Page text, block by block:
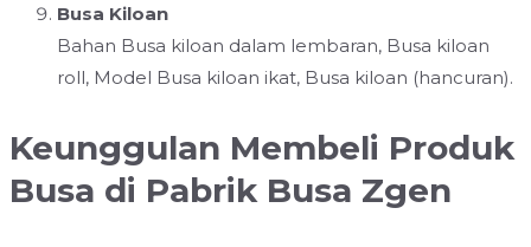
Busa Kiloan
Bahan Busa kiloan dalam lembaran, Busa kiloan
roll, Model Busa kiloan ikat, Busa kiloan (hancuran).
Keunggulan Membeli Produk
Busa di Pabrik Busa Zgen